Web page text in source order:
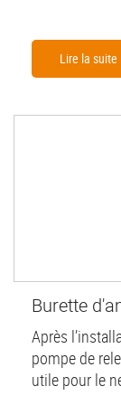
Lire la suite
Burette
Après
pompe de
utile pour le